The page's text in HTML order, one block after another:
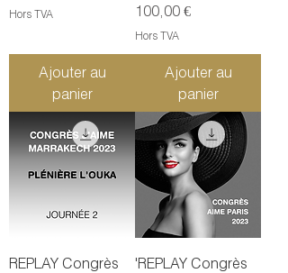
Hors TVA
Ajouter au
panier
Prix
100,00 €
Hors TVA
Ajouter au
panier
REPLAY Congrès
'REPLAY Congrès